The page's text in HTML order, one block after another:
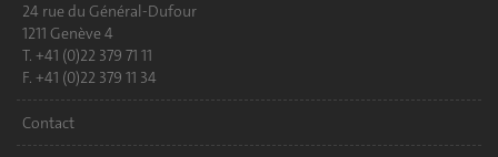
24 rue du Général-Dufour
1211 Genève 4
T. +41 (0)22 379 71 11
F. +41 (0)22 379 11 34
Contact